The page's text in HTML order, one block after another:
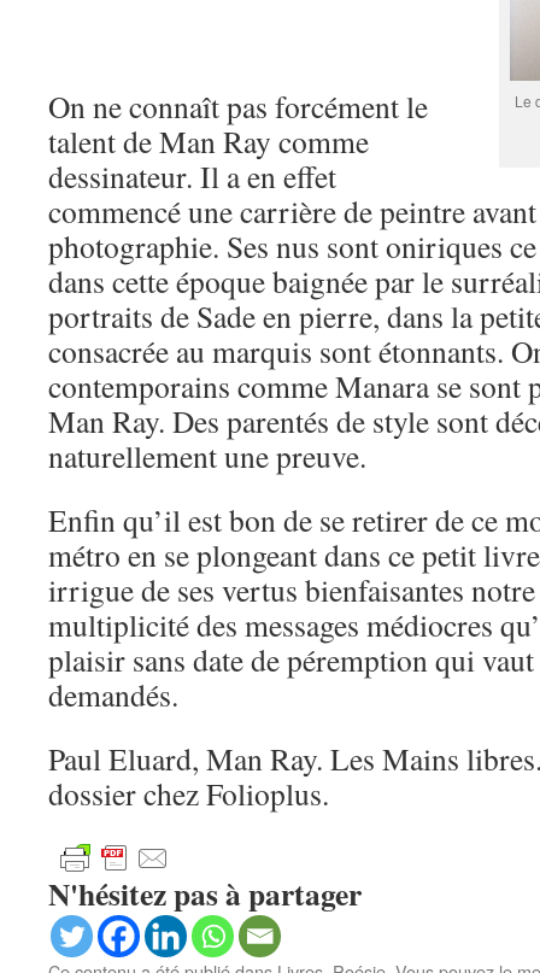
Le
On ne connaît pas forcément le
talent de Man Ray comme
dessinateur. Il a en effet
commencé une carrière de peintre
photographie. Ses nus sont oniriques
dans cette époque baignée par le
portraits de Sade en pierre, dans la
consacrée au marquis sont étonnants.
contemporains comme Manara se sont
Man Ray. Des parentés de style sont
naturellement une preuve.
Enfin qu’il est bon de se retirer de ce
métro en se plongeant dans ce petit
irrigue de ses vertus bienfaisantes
multiplicité des messages médiocres
plaisir sans date de péremption qui
demandés.
Paul Eluard, Man Ray. Les Mains
dossier chez Folioplus.
N'hésitez pas à partager